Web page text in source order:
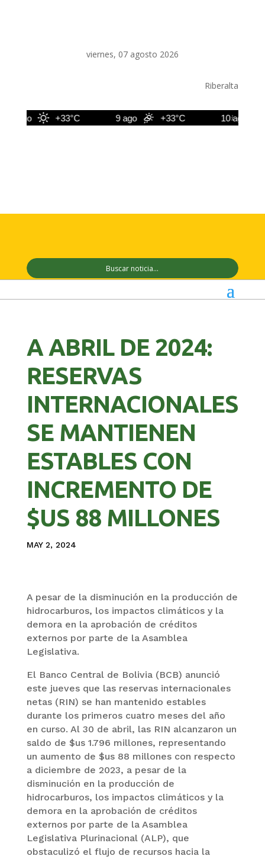
viernes, 07 agosto 2026
Riberalta
+33°C 9 ago +33°C 10 ago
A ABRIL DE 2024:
RESERVAS
INTERNACIONALES
SE MANTIENEN
ESTABLES CON
INCREMENTO DE
$US 88 MILLONES
MAY 2, 2024
A pesar de la disminución en la producción de
hidrocarburos, los impactos climáticos y la
demora en la aprobación de créditos
externos por parte de la Asamblea
Legislativa.
El Banco Central de Bolivia (BCB) anunció
este jueves que las reservas internacionales
netas (RIN) se han mantenido estables
durante los primeros cuatro meses del año
en curso. Al 30 de abril, las RIN alcanzaron un
saldo de $us 1.796 millones, representando
un aumento de $us 88 millones con respecto
a diciembre de 2023, a pesar de la
disminución en la producción de
hidrocarburos, los impactos climáticos y la
demora en la aprobación de créditos
externos por parte de la Asamblea
Legislativa Plurinacional (ALP), que
obstaculizó el flujo de recursos hacia la